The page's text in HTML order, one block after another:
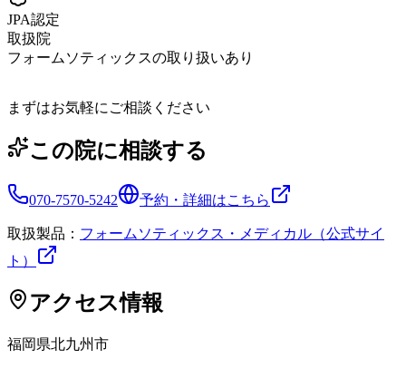
JPA認定
取扱院
フォームソティックスの取り扱いあり
まずはお気軽にご相談ください
この院に相談する
070-7570-5242 予約・詳細はこちら
取扱製品： フォームソティックス・メディカル（公式サイ
ト）
アクセス情報
福岡県北九州市